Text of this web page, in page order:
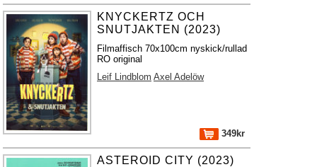
KNYCKERTZ OCH
SNUTJAKTEN (2023)
Filmaffisch 70x100cm nyskick/rullad
RO original
Leif Lindblom Axel Adelöw
349kr
ASTEROID CITY (2023)